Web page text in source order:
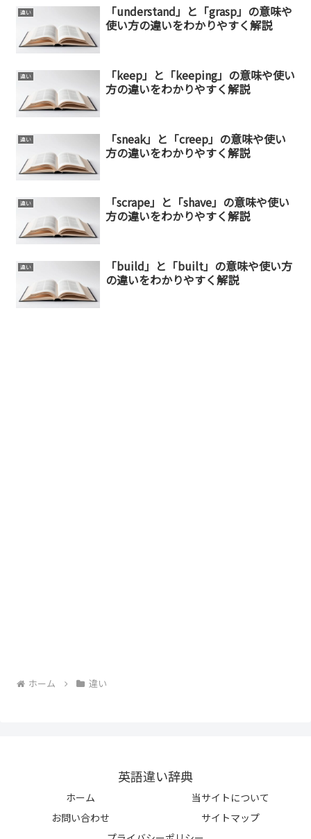
違い
「understand」と「grasp」の意味や
使い方の違いをわかりやすく解説
違い
「keep」と「keeping」の意味や使い
方の違いをわかりやすく解説
違い
「sneak」と「creep」の意味や使い
方の違いをわかりやすく解説
違い
「scrape」と「shave」の意味や使い
方の違いをわかりやすく解説
違い
「build」と「built」の意味や使い方
の違いをわかりやすく解説
ホーム 違い
英語違い辞典
ホーム
当サイトについて
お問い合わせ
サイトマップ